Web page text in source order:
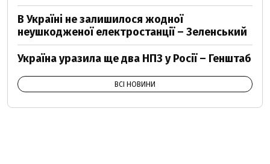
В Україні не залишилося жодної
неушкодженої електростанції – Зеленський
Україна уразила ще два НПЗ у Росії – Генштаб
ВСІ НОВИНИ